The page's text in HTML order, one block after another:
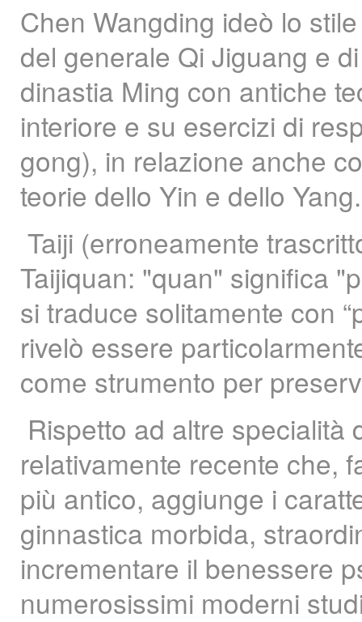
Chen Wangding ideò lo
del generale Qi Jiguang e
dinastia Ming con antiche
interiore e su esercizi di
gong), in relazione anche
teorie dello Yin e dello
Taiji (erroneamente
Taijiquan: "quan" significa
si traduce solitamente con
rivelò essere
come strumento per
Rispetto ad altre specialità
relativamente recente che,
più antico, aggiunge i
ginnastica morbida,
incrementare il benessere
numerosissimi moderni